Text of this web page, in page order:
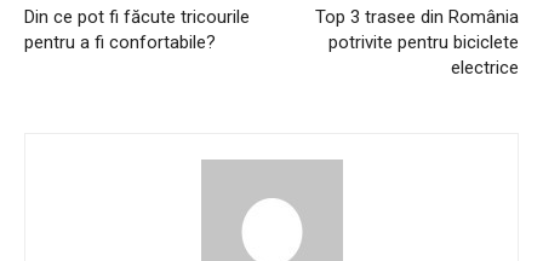
Din ce pot fi făcute tricourile
pentru a fi confortabile?
Top 3 trasee din România
potrivite pentru biciclete
electrice